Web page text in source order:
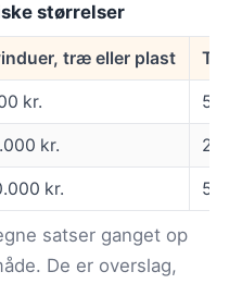
størrelser
træ eller plast Træ/
kr.
kr.
kr.
satser ganget op
De er overslag,